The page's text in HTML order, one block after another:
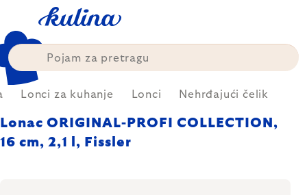
content
Lonci za kuhanje Lonci Nehrđajući čelik
Lonac ORIGINAL-PROFI COLLECTION,
16 cm, 2,1 l, Fissler